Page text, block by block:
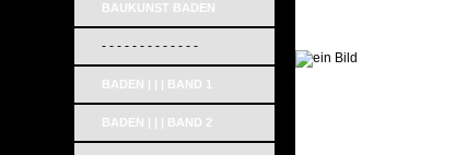
BAUKUNST BADEN
- - - - - - - - - - - - -
BADEN | | | BAND 1
BADEN | | | BAND 2